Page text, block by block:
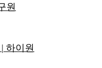
원
하이원